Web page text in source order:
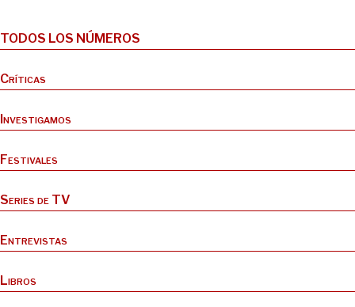
TODOS LOS NÚMEROS
Críticas
Investigamos
Festivales
Series de TV
Entrevistas
Libros